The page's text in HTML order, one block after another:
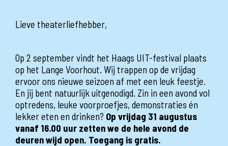
Lieve theaterliefhebber,
Op 2 september vindt het Haags UIT-festival plaats
op het Lange Voorhout. Wij trappen op de vrijdag
ervoor ons nieuwe seizoen af met een leuk feestje.
En jij bent natuurlijk uitgenodigd. Zin in een avond vol
optredens, leuke voorproefjes, demonstraties én
lekker eten en drinken? Op vrijdag 31 augustus
vanaf 16.00 uur zetten we de hele avond de
deuren wijd open. Toegang is gratis.